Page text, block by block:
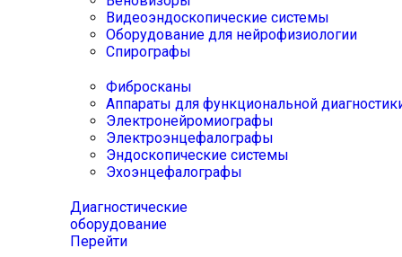
Видеоэндоскопические системы
Оборудование для нейрофизиологии
Спирографы
Фибросканы
Аппараты для функциональной
Электронейромиографы
Электроэнцефалографы
Эндоскопические системы
Эхоэнцефалографы
Диагностические
оборудование
Перейти